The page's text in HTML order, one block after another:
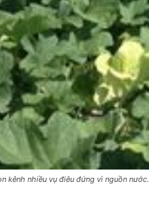
kênh nhiều vụ điêu đứng vì nguồn nước.